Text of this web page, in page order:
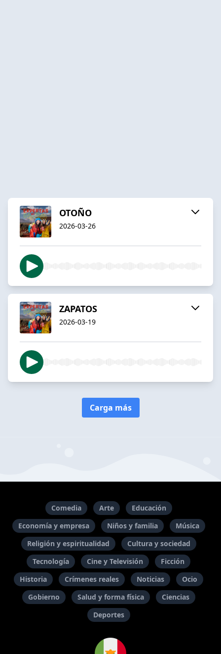
OTOÑO
2026-03-26
ZAPATOS
2026-03-19
Carga más
Comedia Arte
Educación
Economía y empresa
Niños y familia
Música
Religión y espiritualidad
Cultura y sociedad
Tecnología
Cine y Televisión
Ficción
Historia
Crímenes reales Noticias
Ocio
Gobierno
Salud y forma física
Ciencias
Deportes